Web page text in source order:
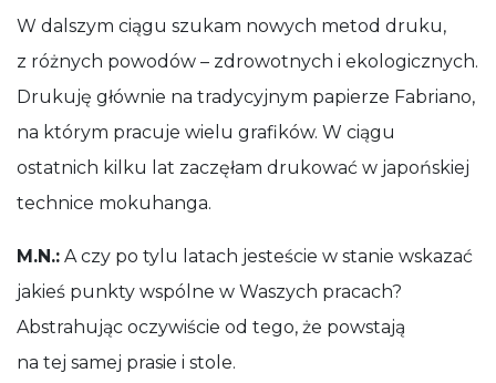
W dalszym ciągu szukam nowych metod druku,
z różnych powodów – zdrowotnych i ekologicznych.
Drukuję głównie na tradycyjnym papierze Fabriano,
na którym pracuje wielu grafików. W ciągu
ostatnich kilku lat zaczęłam drukować w japońskiej
technice mokuhanga.
M.N.: A czy po tylu latach jesteście w stanie wskazać
jakieś punkty wspólne w Waszych pracach?
Abstrahując oczywiście od tego, że powstają
na tej samej prasie i stole.